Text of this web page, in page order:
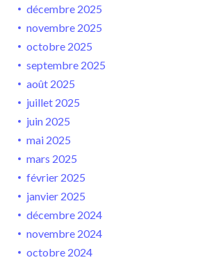
décembre 2025
novembre 2025
octobre 2025
septembre 2025
août 2025
juillet 2025
juin 2025
mai 2025
mars 2025
février 2025
janvier 2025
décembre 2024
novembre 2024
octobre 2024